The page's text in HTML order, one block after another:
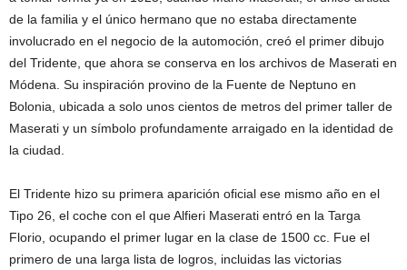
de la familia y el único hermano que no estaba directamente
involucrado en el negocio de la automoción, creó el primer dibujo
del Tridente, que ahora se conserva en los archivos de Maserati en
Módena. Su inspiración provino de la Fuente de Neptuno en
Bolonia, ubicada a solo unos cientos de metros del primer taller de
Maserati y un símbolo profundamente arraigado en la identidad de
la ciudad.
El Tridente hizo su primera aparición oficial ese mismo año en el
Tipo 26, el coche con el que Alfieri Maserati entró en la Targa
Florio, ocupando el primer lugar en la clase de 1500 cc. Fue el
primero de una larga lista de logros, incluidas las victorias